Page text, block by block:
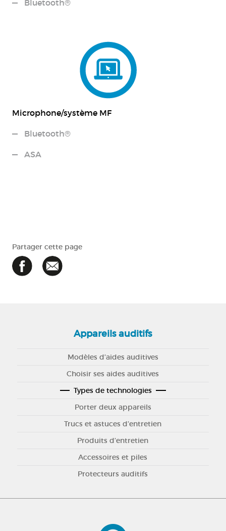
Bluetooth®
Microphone/système MF
Bluetooth®
ASA
Partager cette page
Appareils auditifs
Modèles d’aides auditives
Choisir ses aides auditives
Types de technologies
Porter deux appareils
Trucs et astuces d’entretien
Produits d’entretien
Accessoires et piles
Protecteurs auditifs